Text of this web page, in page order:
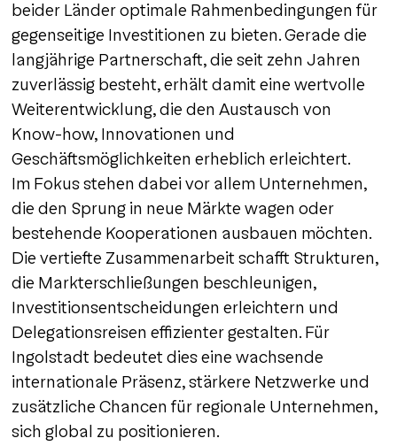
beider Länder optimale Rahmenbedingungen für
gegenseitige Investitionen zu bieten. Gerade die
langjährige Partnerschaft, die seit zehn Jahren
zuverlässig besteht, erhält damit eine wertvolle
Weiterentwicklung, die den Austausch von
Know-how, Innovationen und
Geschäftsmöglichkeiten erheblich erleichtert.
Im Fokus stehen dabei vor allem Unternehmen,
die den Sprung in neue Märkte wagen oder
bestehende Kooperationen ausbauen möchten.
Die vertiefte Zusammenarbeit schafft Strukturen,
die Markterschließungen beschleunigen,
Investitionsentscheidungen erleichtern und
Delegationsreisen effizienter gestalten. Für
Ingolstadt bedeutet dies eine wachsende
internationale Präsenz, stärkere Netzwerke und
zusätzliche Chancen für regionale Unternehmen,
sich global zu positionieren.